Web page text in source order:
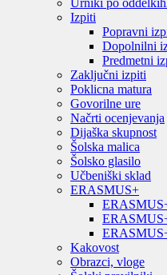
Urniki po oddelkih
Izpiti
Popravni
Dopolnilni
Predmetni
Zaključni izpiti
Poklicna matura
Govorilne ure
Načrti ocenjevanja
Dijaška skupnost
Šolska malica
Šolsko glasilo
Učbeniški sklad
ERASMUS+
Kakovost
Obrazci, vloge